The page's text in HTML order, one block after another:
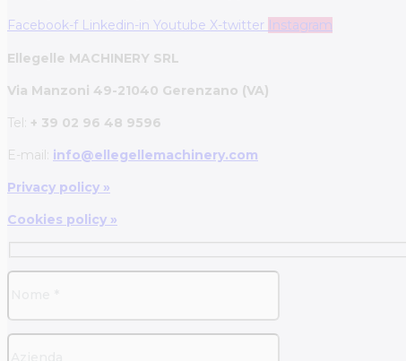
Facebook-f Linkedin-in Youtube X-twitter Instagram
Ellegelle MACHINERY SRL
Via Manzoni 49-21040 Gerenzano (VA)
Tel: + 39 02 96 48 9596
E-mail: info@ellegellemachinery.com
Privacy policy »
Cookies policy »